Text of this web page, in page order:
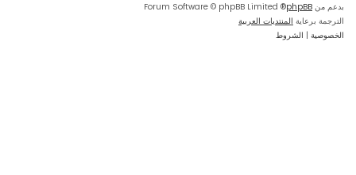
بدعم من phpBB
® Forum Software © phpBB Limited
الترجمة برعاية المنتديات العربية
الخصوصية | الشروط